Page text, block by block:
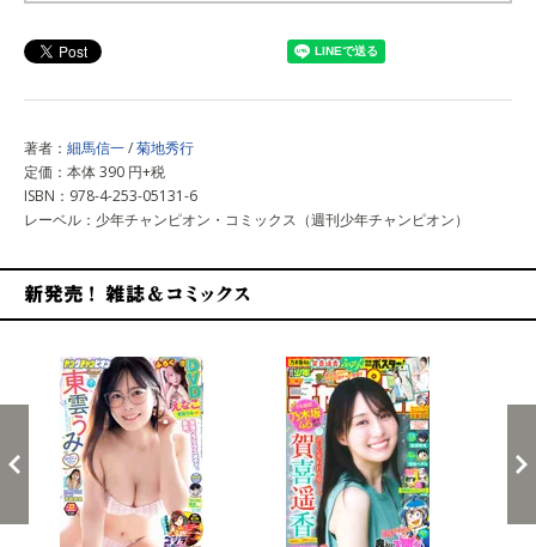
著者： 細馬信一/菊地秀行
定価：本体 390 円+税
ISBN：978-4-253-05131-6
レーベル：少年チャンピオン・コミックス（週刊少年チャンピオン）